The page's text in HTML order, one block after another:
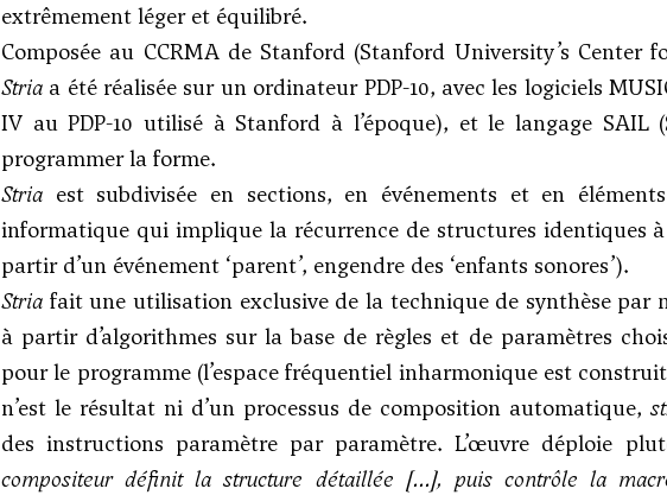
extrêmement léger et équilibré.
Composée au CCRMA de Stanford (Stanford University’s
Stria a été réalisée sur un ordinateur PDP-10, avec les logiciels
IV au PDP-10 utilisé à Stanford à l’époque), et le langage SAIL (
programmer la forme.
Stria est subdivisée en sections, en événements et en
informatique qui implique la récurrence de structures identiques
partir d’un événement ‘parent’, engendre des ‘enfants sonores’).
Stria fait une utilisation exclusive de la technique de synthèse par
à partir d’algorithmes sur la base de règles et de paramètres
pour le programme (l’espace fréquentiel inharmonique est
n’est le résultat ni d’un processus de composition automatique,
des instructions paramètre par paramètre. L’œuvre déploie
compositeur définit la structure détaillée [...], puis contrôle la